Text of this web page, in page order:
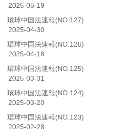
2025-05-19
環球中国法速報(NO.127)
2025-04-30
環球中国法速報(NO.126)
2025-04-18
環球中国法速報(NO.125)
2025-03-31
環球中国法速報(NO.124)
2025-03-20
環球中国法速報(NO.123)
2025-02-28